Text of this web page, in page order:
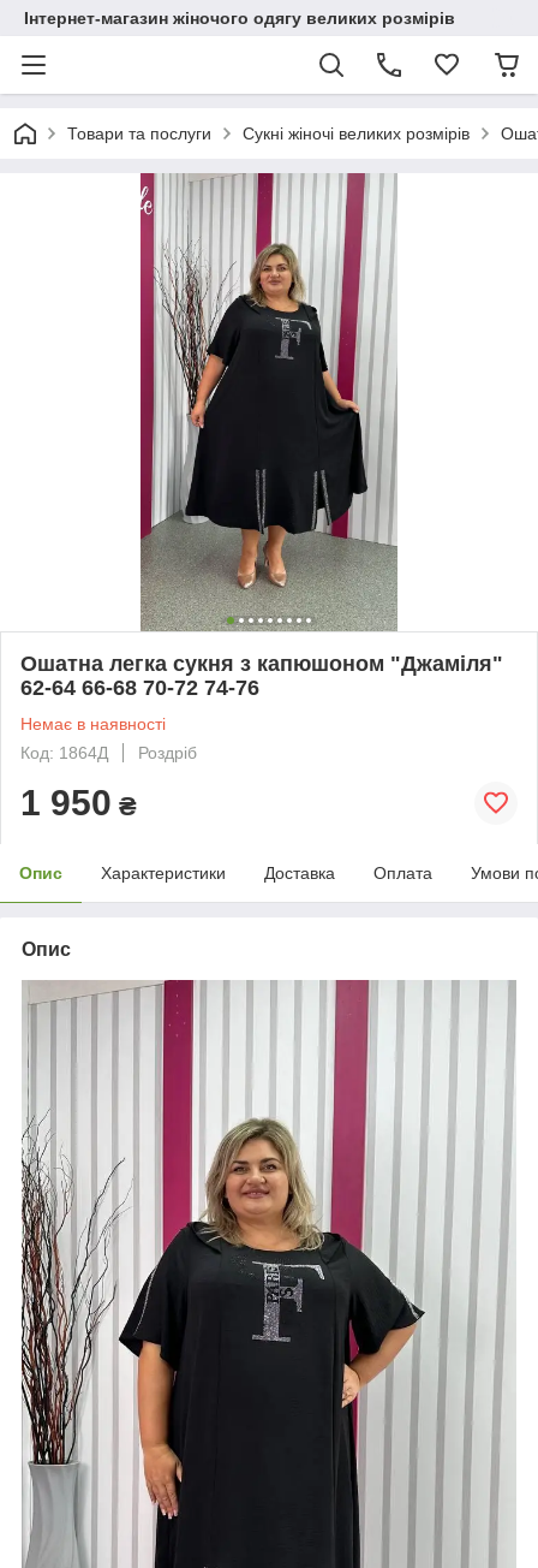
Інтернет-магазин жіночого одягу великих розмірів
Товари та послуги Сукні жіночі великих розмірів
Ошатна легка сукня з капюшоном "Джаміля"
62-64 66-68 70-72 74-76
Немає в наявності
Код: 1864Д
Роздріб
1 950 ₴
Опис Характеристики Доставка Оплата Умови
Опис